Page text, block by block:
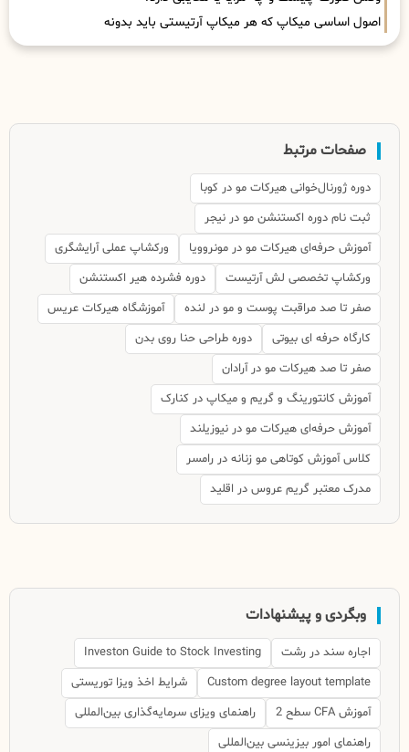
اصول اساسی میکاپ که هر میکاپ آرتیستی باید بدونه
صفحات مرتبط
دوره ژورنال‌خوانی هیرکات مو در کوبا
ثبت نام دوره اکستنشن مو در نیجر
آموزش حرفه‌ای هیرکات مو در مونروویا
ورکشاپ عملی آرایشگری
ورکشاپ تخصصی لش آرتیست
دوره فشرده هیر اکستنشن
صفر تا صد مراقبت پوست و مو در لنده
آموزشگاه هیرکات عریس
کارگاه حرفه ای بیوتی
دوره طراحی حنا روی بدن
صفر تا صد هیرکات مو در آرادان
آموزش کانتورینگ و گریم و میکاپ در کنارک
آموزش حرفه‌ای هیرکات مو در نیوزیلند
کلاس آموزش کوتاهی مو زنانه در رامسر
مدرک معتبر گریم عروس در اقلید
وبگردی و پیشنهادات
اجاره سند در رشت
Investon Guide to Stock Investing
Custom degree layout template
شرایط اخذ ویزا توریستی
آموزش CFA سطح 2
راهنمای ویزای سرمایه‌گذاری بین‌المللی
راهنمای امور بیزینسی بین‌المللی